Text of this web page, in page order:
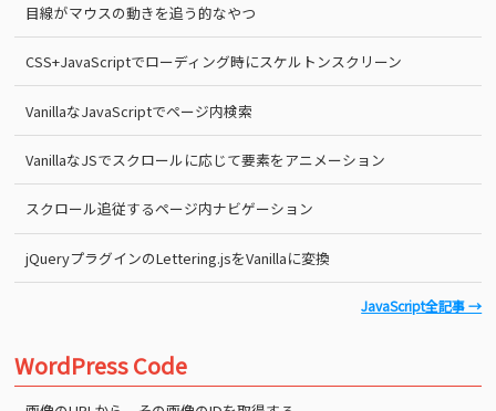
目線がマウスの動きを追う的なやつ
CSS+JavaScriptでローディング時にスケルトンスクリーン
VanillaなJavaScriptでページ内検索
VanillaなJSでスクロールに応じて要素をアニメーション
スクロール追従するページ内ナビゲーション
jQueryプラグインのLettering.jsをVanillaに変換
JavaScript全記事 →
WordPress Code